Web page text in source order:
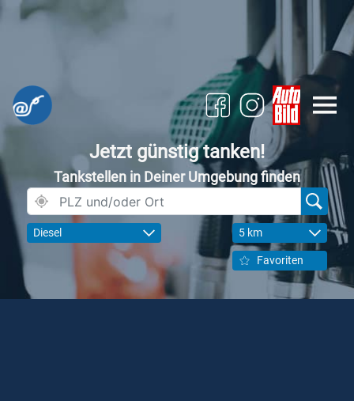
Jetzt günstig tanken!
Tankstellen in Deiner Umgebung finden
Diesel 5 km
Favoriten